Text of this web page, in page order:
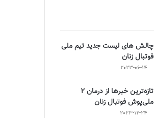
چالش هاى ليست جدید تيم ملى
فوتبال زنان
2023-06-14
تازه‌ترین خبرها از درمان ۲
ملی‌پوش فوتبال زنان
2023-12-24